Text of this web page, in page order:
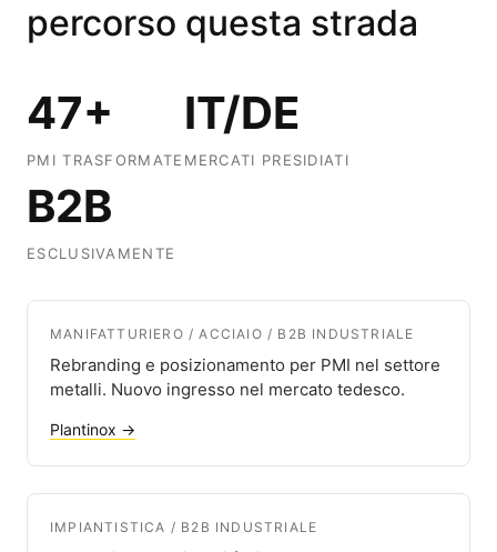
percorso questa strada
47+
PMI TRASFORMATE
IT/DE
MERCATI PRESIDIATI
B2B
ESCLUSIVAMENTE
MANIFATTURIERO / ACCIAIO / B2B INDUSTRIALE
Rebranding e posizionamento per PMI nel settore
metalli. Nuovo ingresso nel mercato tedesco.
Plantinox →
IMPIANTISTICA / B2B INDUSTRIALE